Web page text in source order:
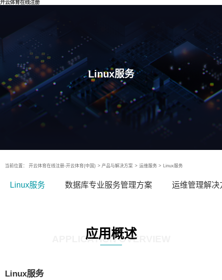
开云体育在线注册
Linux服务
当前位置： 开云体育在线注册-开云体育(中国) > 产品与解决方案 > 运维服务 > Linux服务
Linux服务 数据库专业服务管理方案 运维管理解决
应用概述
APPLICATION OVERVIEW
Linux服务